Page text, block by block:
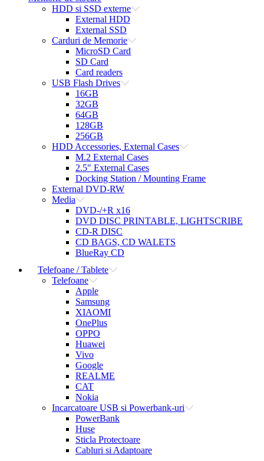
HDD si SSD externe
External HDD
External SSD
Carduri de Memorie
MicroSD Card
SD Card
Card readers
USB Flash Drives
16GB
32GB
64GB
128GB
256GB
HDD Accessories, External Cases
M.2 External Cases
2.5" External Cases
Docking Station / Mounting Frame
External DVD-RW
Media
DVD-/+R x16
DVD DISC PRINTABLE, LIGHTSCRIBE
CD-R DISC
CD BAGS, CD WALETS
BlueRay CD
Telefoane / Tablete
Telefoane
Apple
Samsung
XIAOMI
OnePlus
OPPO
Huawei
Vivo
Google
REALME
CAT
Nokia
Incarcatoare USB si Powerbank-uri
PowerBank
Huse
Sticla Protectoare
Cabluri si Adaptoare